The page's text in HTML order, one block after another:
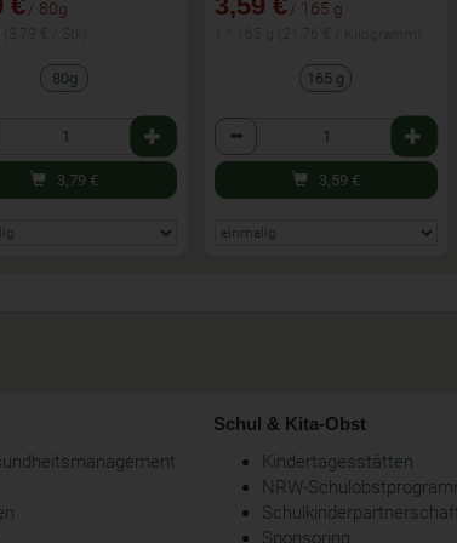
/ 80g
80g
3,79 €
/ 165 g
165 g
Anzahl
3,59 €
Schul & Kita-Obst
Kindertagesstätten
NRW-
Sponsoring